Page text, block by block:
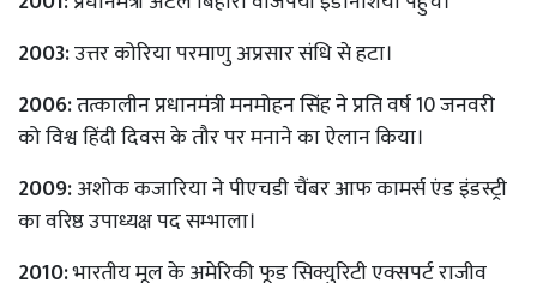
2003:उत्तर कोरिया परमाणु अप्रसार संधि से हटा।
2006:तत्कालीन प्रधानमंत्री मनमोहन सिंह ने प्रति वर्ष 10 जनवरी
को विश्व हिंदी दिवस के तौर पर मनाने का ऐलान किया।
2009:अशोक कजारिया ने पीएचडी चैंबर आफ कामर्स एंड इंडस्ट्री
का वरिष्ठ उपाध्यक्ष पद सम्भाला।
2010:भारतीय मूल के अमेरिकी फूड सिक्युरिटी एक्सपर्ट राजीव